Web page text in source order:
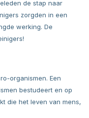
de stap naar
zorgden in een
werking. De
organismen. Een
bestudeert en op
die het leven van mens,